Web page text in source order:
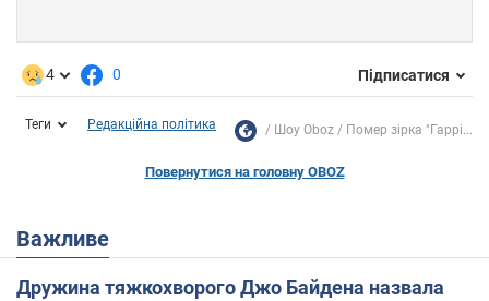
4 0 Підписатися
Теги Редакційна політика Шоу Oboz Помер зірка "Гаррі...
Повернутися на головну OBOZ
Важливе
Дружина тяжкохворого Джо Байдена назвала